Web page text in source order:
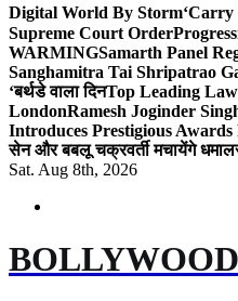
Digital World By Storm
Supreme Court Order
WARMINGSamarth Panel
Sanghamitra Tai Shripatrao
‘बर्थडे वाला दिनTop Leading
LondonRamesh Joginder
Introduces Prestigious
सेन और बबलू चक्रवर्ती मचायेंगे धमाल
Sat. Aug 8th, 2026